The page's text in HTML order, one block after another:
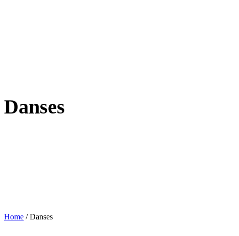
Danses
Home /Danses